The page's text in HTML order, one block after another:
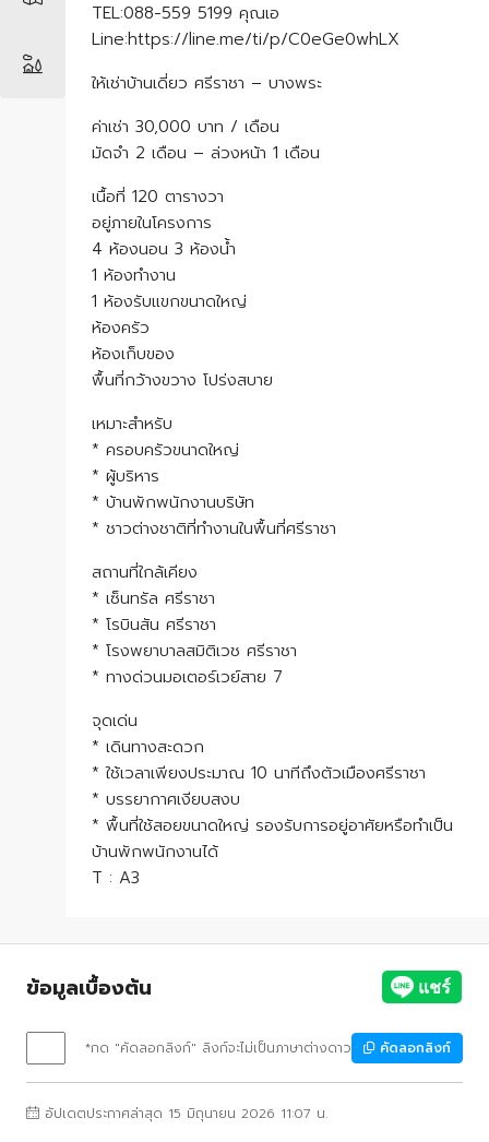
TEL:088-559 5199 คุณเอ
Line:https://line.me/ti/p/C0eGe0whLX
ให้เช่าบ้านเดี่ยว ศรีราชา – บางพระ
ค่าเช่า 30,000 บาท / เดือน
มัดจำ 2 เดือน – ล่วงหน้า 1 เดือน
เนื้อที่ 120 ตารางวา
อยู่ภายในโครงการ
4 ห้องนอน 3 ห้องน้ำ
1 ห้องทำงาน
1 ห้องรับแขกขนาดใหญ่
ห้องครัว
ห้องเก็บของ
พื้นที่กว้างขวาง โปร่งสบาย
เหมาะสำหรับ
* ครอบครัวขนาดใหญ่
* ผู้บริหาร
* บ้านพักพนักงานบริษัท
* ชาวต่างชาติที่ทำงานในพื้นที่ศรีราชา
สถานที่ใกล้เคียง
* เซ็นทรัล ศรีราชา
* โรบินสัน ศรีราชา
* โรงพยาบาลสมิติเวช ศรีราชา
* ทางด่วนมอเตอร์เวย์สาย 7
จุดเด่น
* เดินทางสะดวก
* ใช้เวลาเพียงประมาณ 10 นาทีถึงตัวเมืองศรีราชา
* บรรยากาศเงียบสงบ
* พื้นที่ใช้สอยขนาดใหญ่ รองรับการอยู่อาศัยหรือทำเป็น
บ้านพักพนักงานได้
T : A3
ข้อมูลเบื้องต้น
*กด "คัดลอกลิงก์" ลิงก์จะไม่เป็นภาษาต่างดาว คัดลอกลิงก์
อัปเดตประกาศล่าสุด 15 มิถุนายน 2026 11:07 น.